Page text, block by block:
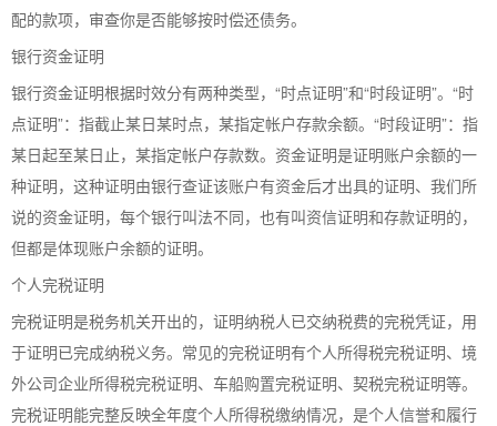
配的款项，审查你是否能够按时偿还债务。
银行资金证明
银行资金证明根据时效分有两种类型，“时点证明”和“时段证明”。“时
点证明”：指截止某日某时点，某指定帐户存款余额。“时段证明”：指
某日起至某日止，某指定帐户存款数。资金证明是证明账户余额的一
种证明，这种证明由银行查证该账户有资金后才出具的证明、我们所
说的资金证明，每个银行叫法不同，也有叫资信证明和存款证明的，
但都是体现账户余额的证明。
个人完税证明
完税证明是税务机关开出的，证明纳税人已交纳税费的完税凭证，用
于证明已完成纳税义务。常见的完税证明有个人所得税完税证明、境
外公司企业所得税完税证明、车船购置完税证明、契税完税证明等。
完税证明能完整反映全年度个人所得税缴纳情况，是个人信誉和履行